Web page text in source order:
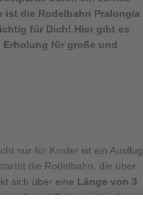
ist die Rodelbahn Pralongia
für Dich! Hier gibt es
Erholung für große und
nur für Kinder ist ein Ausflug
die Rodelbahn, die über
sich über eine Länge von 3
genügend Schwung bei der